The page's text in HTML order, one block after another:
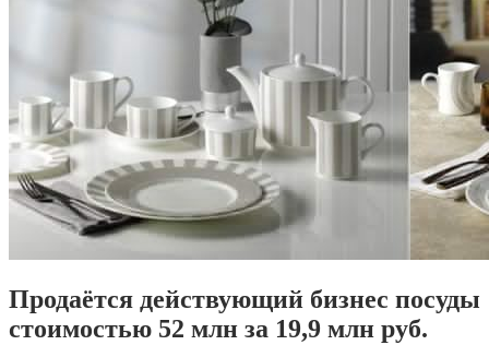
Продаётся действующий бизнес посуды
стоимостью 52 млн за 19,9 млн руб.